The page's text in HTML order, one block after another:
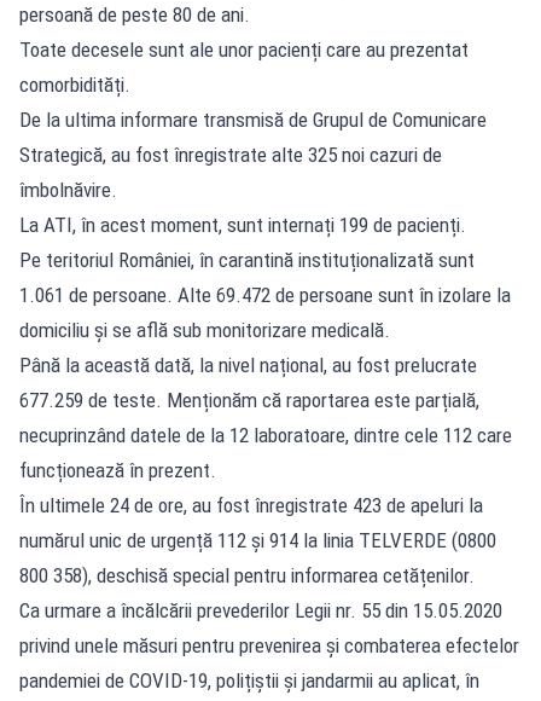
persoană de peste 80 de ani.
Toate decesele sunt ale unor pacienți care au prezentat
comorbidități.
De la ultima informare transmisă de Grupul de Comunicare
Strategică, au fost înregistrate alte 325 noi cazuri de
îmbolnăvire.
La ATI, în acest moment, sunt internați 199 de pacienți.
Pe teritoriul României, în carantină instituționalizată sunt
1.061 de persoane. Alte 69.472 de persoane sunt în izolare la
domiciliu și se află sub monitorizare medicală.
Până la această dată, la nivel național, au fost prelucrate
677.259 de teste. Menționăm că raportarea este parțială,
necuprinzând datele de la 12 laboratoare, dintre cele 112 care
funcționează în prezent.
În ultimele 24 de ore, au fost înregistrate 423 de apeluri la
numărul unic de urgență 112 și 914 la linia TELVERDE (0800
800 358), deschisă special pentru informarea cetățenilor.
Ca urmare a încălcării prevederilor Legii nr. 55 din 15.05.2020
privind unele măsuri pentru prevenirea și combaterea efectelor
pandemiei de COVID-19, polițiștii și jandarmii au aplicat, în